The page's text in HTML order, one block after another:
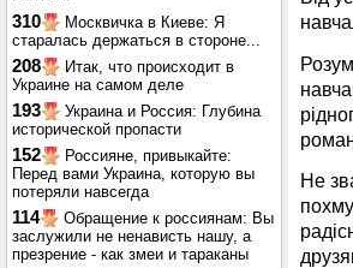
310
Москвичка в Киеве: Я
старалась держаться в стороне...
208
Итак, что происходит в
Украине на самом деле
193
Украина и Россия: Глубина
исторической пропасти
152
Россияне, привыкайте:
Перед вами Украина, которую вы
потеряли навсегда
114
Обращение к россиянам: Вы
заслужили не ненависть нашу, а
презрение - как змеи и тараканы
Не